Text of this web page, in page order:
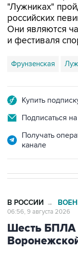
"Лужниках"
российских
Они являются
и фестиваля
Фрунзенская
Купить
Подписаться
Получать
канале
В РОССИИ →
06:56, 9 августа 2026
Шесть БПЛА